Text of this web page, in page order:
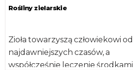
Rośliny zielarskie
Zioła towarzyszą człowiekowi od
najdawniejszych czasów, a
współcześnie leczenie środkami